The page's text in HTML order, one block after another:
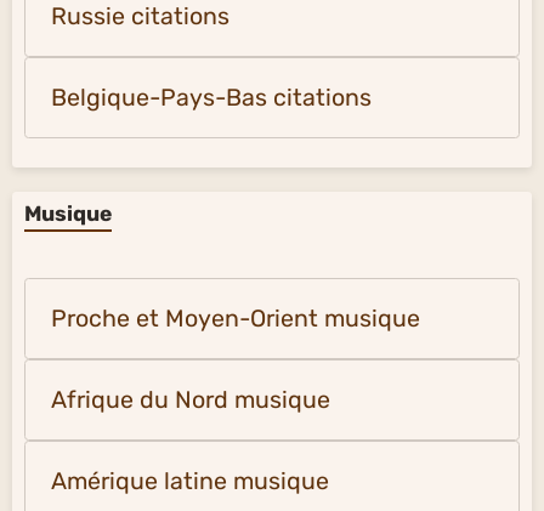
Russie citations
Belgique-Pays-Bas citations
Musique
Proche et Moyen-Orient musique
Afrique du Nord musique
Amérique latine musique